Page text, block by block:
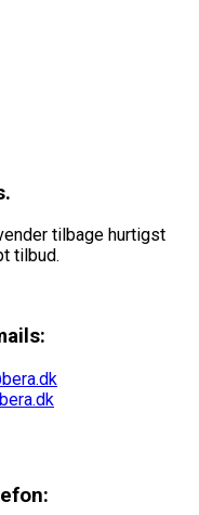
tilbage hurtigst
tilbud.